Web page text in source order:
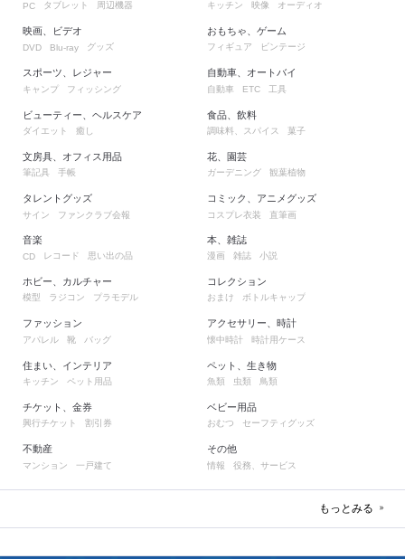
PC タブレット 周辺機器
映画、ビデオ
DVD Blu-ray グッズ
スポーツ、レジャー
キャンプ フィッシング
ビューティー、ヘルスケア
ダイエット 癒し
文房具、オフィス用品
筆記具 手帳
タレントグッズ
サイン ファンクラブ会報
キッチン 映像 オーディオ
おもちゃ、ゲーム
フィギュア ビンテージ
自動車、オートバイ
自動車 ETC 工具
食品、飲料
調味料、スパイス 菓子
花、園芸
ガーデニング 観葉植物
コミック、アニメグッズ
コスプレ衣装 直筆画
音楽
CD レコード 思い出の品
ホビー、カルチャー
模型 ラジコン プラモデル
ファッション
アパレル 靴 バッグ
住まい、インテリア
キッチン ペット用品
チケット、金券
興行チケット 割引券
不動産
マンション 一戸建て
本、雑誌
漫画 雑誌 小説
コレクション
おまけ ボトルキャップ
アクセサリー、時計
懐中時計 時計用ケース
ペット、生き物
魚類 虫類 鳥類
ベビー用品
おむつ セーフティグッズ
その他
情報 役務、サービス
もっとみる